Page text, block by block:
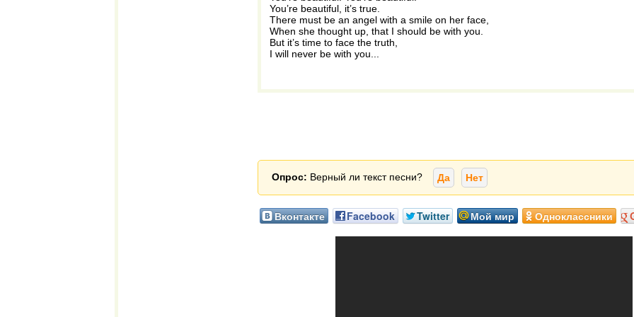
You’re beautiful, it’s true.
There must be an angel with a smile on her face,
When she thought up, that I should be with you.
But it’s time to face the truth,
I will never be with you...
Опрос: Верный ли текст песни? Да Нет
Вконтакте Facebook Twitter Мой мир Одноклассники